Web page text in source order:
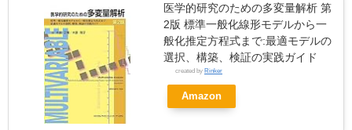
医学的研究のための多変量解析 第
2版 標準一般化線形モデルから一
般化推定方程式まで:最適モデルの
選択、構築、検証の実践ガイド
created by Rinker
Amazon